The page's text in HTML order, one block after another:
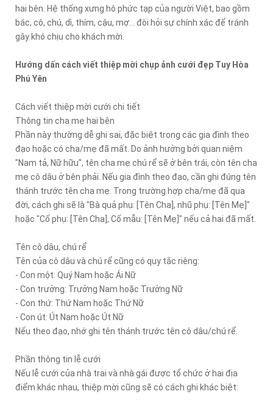
hai bên. Hệ thống xưng hô phức tạp của người Việt, bao gồm
bác, cô, chú, dì, thím, cậu, mợ... đòi hỏi sự chính xác để tránh
gây khó chịu cho khách mời.
Hướng dấn cách viết thiệp mời chụp ảnh cưới đẹp Tuy Hòa
Phú Yên
Cách viết thiệp mời cưới chi tiết
Thông tin cha mẹ hai bên
Phần này thường dễ ghi sai, đặc biệt trong các gia đình theo
đạo hoặc có cha/mẹ đã mất. Do ảnh hưởng bởi quan niệm
"Nam tả, Nữ hữu", tên cha mẹ chú rể sẽ ở bên trái, còn tên cha
mẹ cô dâu ở bên phải. Nếu gia đình theo đạo, cần ghi đúng tên
thánh trước tên cha mẹ. Trong trường hợp cha/mẹ đã qua
đời, cách ghi sẽ là "Bà quả phụ: [Tên Cha], nhũ phụ: [Tên Mẹ]"
hoặc "Cố phụ: [Tên Cha], Cố mẫu: [Tên Mẹ]" nếu cả hai đã mất.
Tên cô dâu, chú rể
Tên của cô dâu và chú rể cũng có quy tắc riêng:
- Con một: Quý Nam hoặc Ái Nữ
- Con trưởng: Trưởng Nam hoặc Trưởng Nữ
- Con thứ: Thứ Nam hoặc Thứ Nữ
- Con út: Út Nam hoặc Út Nữ
Nếu theo đạo, nhớ ghi tên thánh trước tên cô dâu/chú rể.
Phần thông tin lễ cưới
Nếu lễ cưới của nhà trai và nhà gái được tổ chức ở hai địa
điểm khác nhau, thiệp mời cũng sẽ có cách ghi khác biệt: